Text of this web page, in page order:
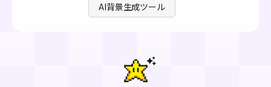
AI背景生成ツール